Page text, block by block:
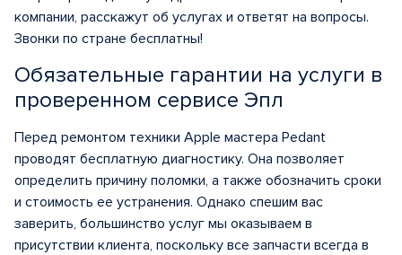
компании, расскажут об услугах и ответят на вопросы.
Звонки по стране бесплатны!
Обязательные гарантии на услуги в
проверенном сервисе Эпл
Перед ремонтом техники Apple мастера Pedant
проводят бесплатную диагностику. Она позволяет
определить причину поломки, а также обозначить сроки
и стоимость ее устранения. Однако спешим вас
заверить, большинство услуг мы оказываем в
присутствии клиента, поскольку все запчасти всегда в